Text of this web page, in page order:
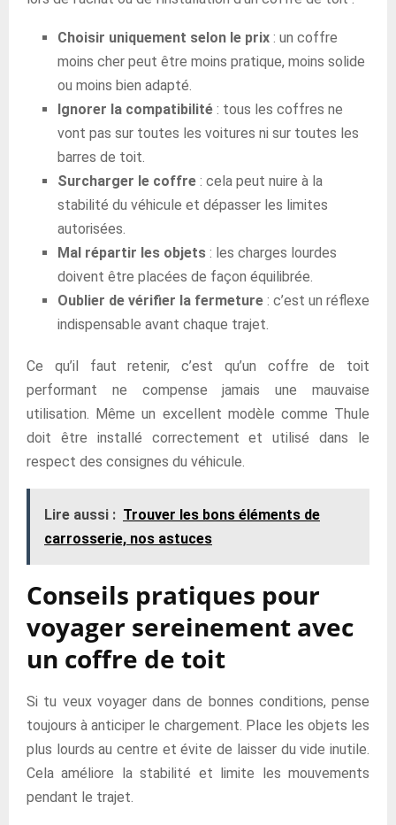
Choisir uniquement selon le prix : un coffre
moins cher peut être moins pratique, moins solide
ou moins bien adapté.
Ignorer la compatibilité : tous les coffres ne
vont pas sur toutes les voitures ni sur toutes les
barres de toit.
Surcharger le coffre : cela peut nuire à la
stabilité du véhicule et dépasser les limites
autorisées.
Mal répartir les objets : les charges lourdes
doivent être placées de façon équilibrée.
Oublier de vérifier la fermeture : c’est un réflexe
indispensable avant chaque trajet.
Ce qu’il faut retenir, c’est qu’un coffre de toit
performant ne compense jamais une mauvaise
utilisation. Même un excellent modèle comme Thule
doit être installé correctement et utilisé dans le
respect des consignes du véhicule.
Lire aussi : Trouver les bons éléments de
carrosserie, nos astuces
Conseils pratiques pour
voyager sereinement avec
un coffre de toit
Si tu veux voyager dans de bonnes conditions, pense
toujours à anticiper le chargement. Place les objets les
plus lourds au centre et évite de laisser du vide inutile.
Cela améliore la stabilité et limite les mouvements
pendant le trajet.